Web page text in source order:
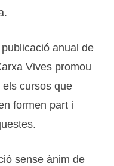
anual de
Vives promou
els cursos que
formen part i
sense ànim de